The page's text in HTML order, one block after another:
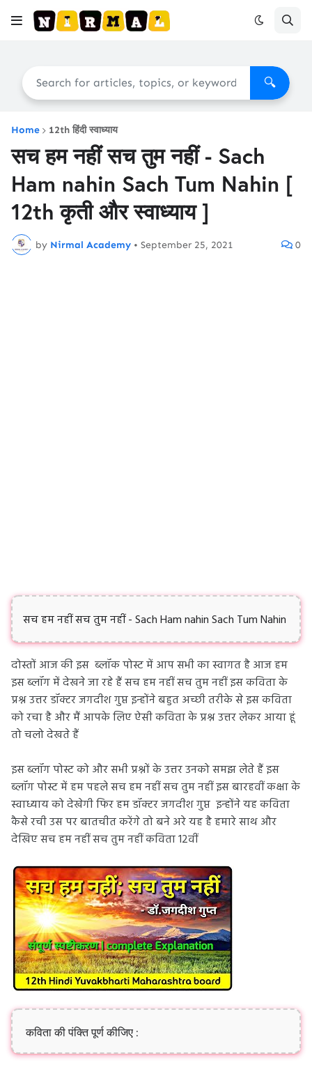
🔍
Home 12th हिंदी स्वाध्याय
सच हम नहीं सच तुम नहीं - Sach
Ham nahin Sach Tum Nahin [
12th कृती और स्वाध्याय ]
by Nirmal Academy • September 25, 2021 0
सच हम नहीं सच तुम नहीं - Sach Ham nahin Sach Tum Nahin
दोस्तों आज की इस ब्लॉक पोस्ट में आप सभी का स्वागत है आज हम
इस ब्लॉग में देखने जा रहे हैं सच हम नहीं सच तुम नहीं इस कविता के
प्रश्न उत्तर डॉक्टर जगदीश गुप्त इन्होंने बहुत अच्छी तरीके से इस कविता
को रचा है और मैं आपके लिए ऐसी कविता के प्रश्न उत्तर लेकर आया हूं
तो चलो देखते हैं
इस ब्लॉग पोस्ट को और सभी प्रश्नों के उत्तर उनको समझ लेते हैं इस
ब्लॉग पोस्ट में हम पहले सच हम नहीं सच तुम नहीं इस बारहवीं कक्षा के
स्वाध्याय को देखेगी फिर हम डॉक्टर जगदीश गुप्त इन्होंने यह कविता
कैसे रची उस पर बातचीत करेंगे तो बने अरे यह है हमारे साथ और
देखिए सच हम नहीं सच तुम नहीं कविता 12वीं
कविता की पंक्ति पूर्ण कीजिए :